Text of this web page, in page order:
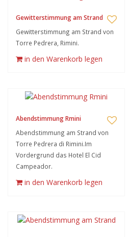
Gewitterstimmung am Strand
Gewitterstimmung am Strand von
Torre Pedrera, Rimini.
in den Warenkorb legen
Abendstimmung Rmini
Abendstimmung am Strand von
Torre Pedrera di Rimini.Im
Vordergrund das Hotel El Cid
Campeador.
in den Warenkorb legen